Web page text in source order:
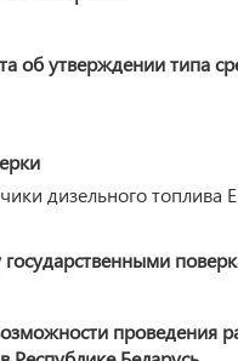
об утверждении типа
дизельного топлива
проведения